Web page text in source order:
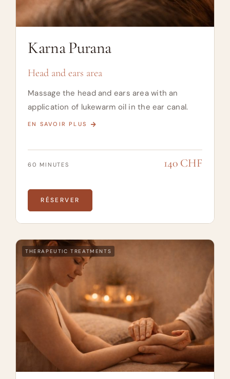
Karna Purana
Head and ears area
Massage the head and ears area with an
application of lukewarm oil in the ear canal.
EN SAVOIR PLUS
60 MINUTES 140 CHF
RÉSERVER
THERAPEUTIC TREATMENTS